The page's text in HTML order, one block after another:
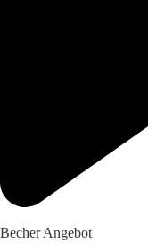
Becher Angebot